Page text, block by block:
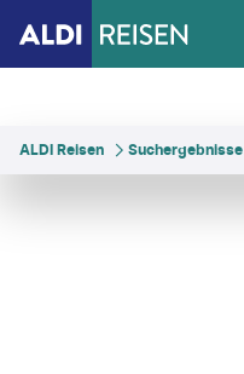
ALDI Reisen Suchergebnisse